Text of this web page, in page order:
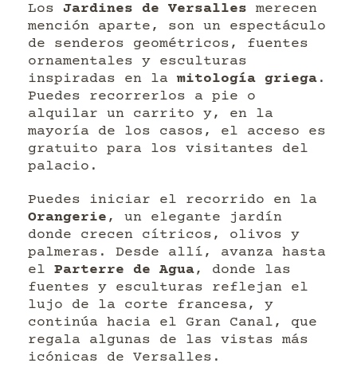
Los Jardines de Versalles merecen
mención aparte, son un espectáculo
de senderos geométricos, fuentes
ornamentales y esculturas
inspiradas en la mitología griega .
Puedes recorrerlos a pie o
alquilar un carrito y, en la
mayoría de los casos, el acceso es
gratuito para los visitantes del
palacio.
Puedes iniciar el recorrido en la
Orangerie , un elegante jardín
donde crecen cítricos, olivos y
palmeras. Desde allí, avanza hasta
el Parterre de Agua, donde las
fuentes y esculturas reflejan el
lujo de la corte francesa, y
continúa hacia el Gran Canal, que
regala algunas de las vistas más
icónicas de Versalles.